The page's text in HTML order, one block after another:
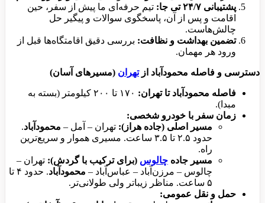
پشتیبانی ۲۴/۷ تی جا:
تیم حرفه‌ای ما پیش از سفر، حین
اقامت و پس از آن، پاسخگوی سوالات و پیگیر حل
چالش‌هاست.
تضمین بهداشت و نظافت: بررسی دقیق اقامتگاه‌ها قبل از
ورود هر مهمان.
دسترسی و فاصله محمودآباد ازتهران (مسیرهای آسان)
فاصله محمودآباد تا تهران:
۱۷۰ تا ۲۰۰ کیلومتر (بسته به
مبدا).
زمان سفر با خودرو شخصی:
مسیر اصلی (جاده هراز): تهران – آمل – محمودآباد.
حدود ۲.۵ تا ۳.۵ ساعت. مسیری هموار و سریع‌ترین
راه.
مسیر جاده چالوس (برای ترکیب با گردش): تهران –
چالوس – مرزن‌آباد – عباس‌آباد – محمودآباد
. حدود ۴ تا
۵ ساعت. مناظر زیباتر ولی طولانی‌تر.
حمل و نقل عمومی: